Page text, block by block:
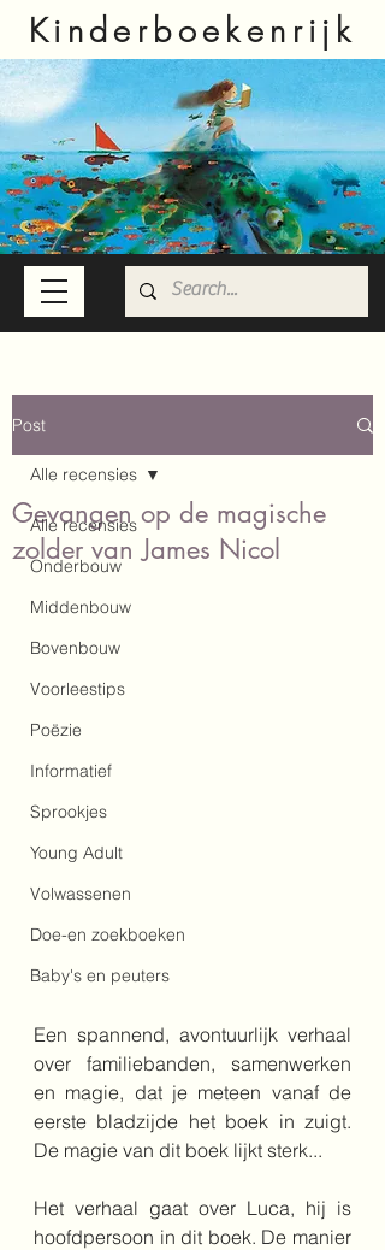
Kinderboekenrijk
Post
Alle recensies
Onderbouw
Middenbouw
Bovenbouw
Voorleestips
Poëzie
Informatief
Sprookjes
Young Adult
Volwassenen
Doe-en zoekboeken
Baby's en peuters
Alle recensies
Gevangen op de magische
zolder van James Nicol
Een spannend, avontuurlijk verhaal
over familiebanden, samenwerken
en magie, dat je meteen vanaf de
eerste bladzijde het boek in zuigt.
De magie van dit boek lijkt sterk...
Het verhaal gaat over Luca, hij is
hoofdpersoon in dit boek. De manier